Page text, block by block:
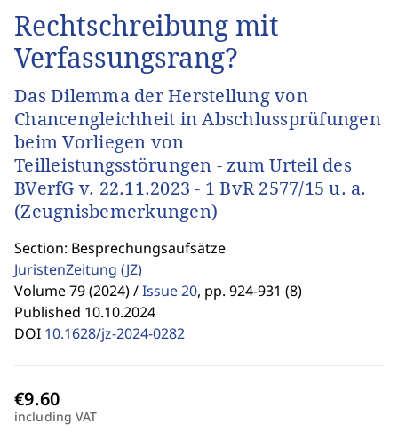
Rechtschreibung mit
Verfassungsrang?
Das Dilemma der Herstellung von
Chancengleichheit in Abschlussprüfungen
beim Vorliegen von
Teilleistungsstörungen - zum Urteil des
BVerfG v. 22.11.2023 - 1 BvR 2577/15 u. a.
(Zeugnisbemerkungen)
Section: Besprechungsaufsätze
JuristenZeitung (JZ)
Volume 79 (2024) /Issue 20, pp. 924-931 (8)
Published 10.10.2024
DOI 10.1628/jz-2024-0282
including VAT